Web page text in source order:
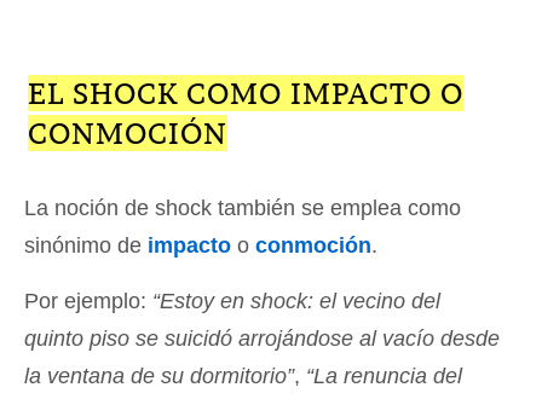
EL SHOCK COMO IMPACTO O
CONMOCIÓN
La noción de shock también se emplea como
sinónimo de impacto o conmoción.
Por ejemplo: “Estoy en shock: el vecino del
quinto piso se suicidó arrojándose al vacío desde
la ventana de su dormitorio”, “La renuncia del